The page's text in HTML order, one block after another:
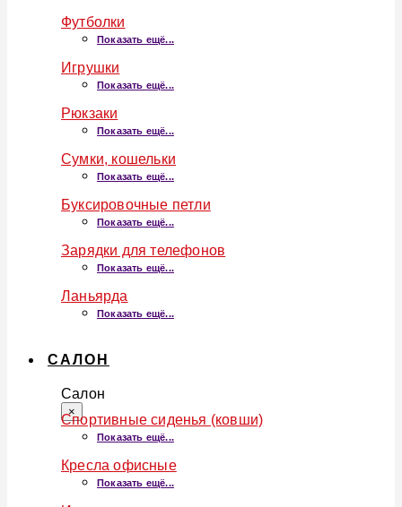
Футболки
Показать ещё...
Игрушки
Показать ещё...
Рюкзаки
Показать ещё...
Сумки, кошельки
Показать ещё...
Буксировочные петли
Показать ещё...
Зарядки для телефонов
Показать ещё...
Ланьярда
Показать ещё...
САЛОН
Салон
×
Спортивные сиденья (ковши)
Показать ещё...
Кресла офисные
Показать ещё...